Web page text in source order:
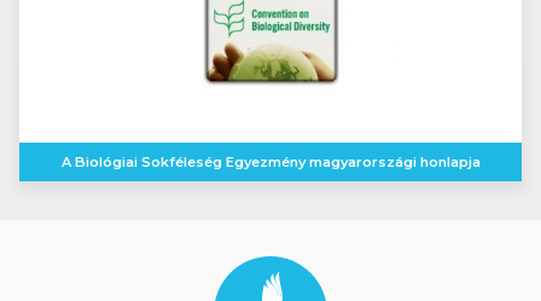
A Biológiai Sokféleség Egyezmény magyarországi honlapja